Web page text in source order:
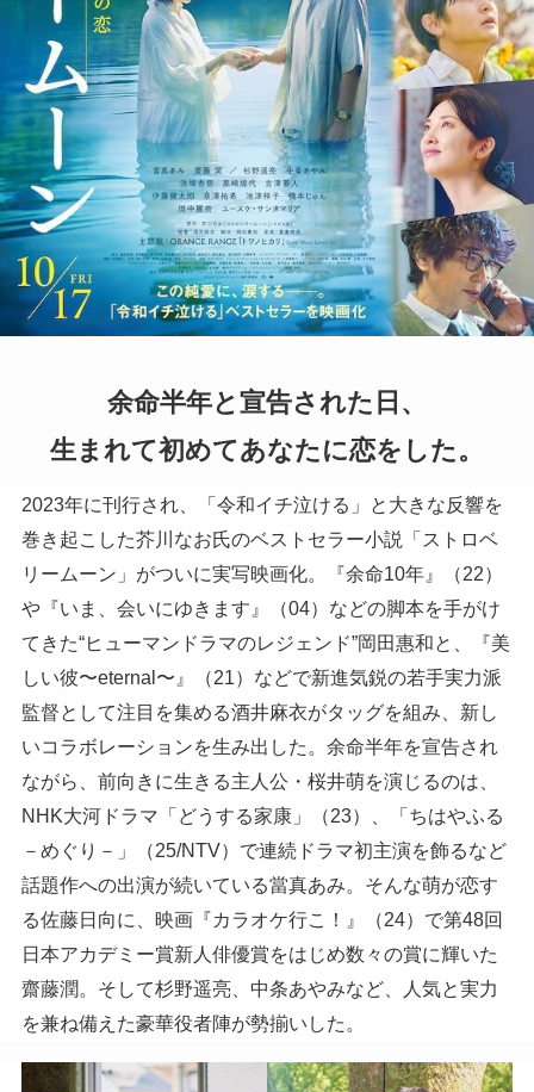
余命半年と宣告された日、
生まれて初めてあなたに恋をした。
2023年に刊行され、「令和イチ泣ける」と大きな反響を
巻き起こした芥川なお氏のベストセラー小説「ストロベ
リームーン」がついに実写映画化。『余命10年』（22）
や『いま、会いにゆきます』（04）などの脚本を手がけ
てきた“ヒューマンドラマのレジェンド”岡田惠和と、『美
しい彼〜eternal〜』（21）などで新進気鋭の若手実力派
監督として注目を集める酒井麻衣がタッグを組み、新し
いコラボレーションを生み出した。余命半年を宣告され
ながら、前向きに生きる主人公・桜井萌を演じるのは、
NHK大河ドラマ「どうする家康」（23）、「ちはやふる
－めぐり－」（25/NTV）で連続ドラマ初主演を飾るなど
話題作への出演が続いている當真あみ。そんな萌が恋す
る佐藤日向に、映画『カラオケ行こ！』（24）で第48回
日本アカデミー賞新人俳優賞をはじめ数々の賞に輝いた
齋藤潤。そして杉野遥亮、中条あやみなど、人気と実力
を兼ね備えた豪華役者陣が勢揃いした。